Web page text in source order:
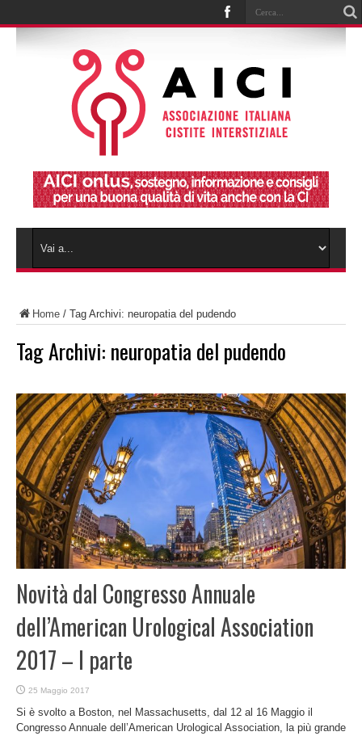
Home / Tag Archivi: neuropatia del pudendo
Tag Archivi: neuropatia del pudendo
Novità dal Congresso Annuale
dell’American Urological Association
2017 – I parte
25 Maggio 2017
Si è svolto a Boston, nel Massachusetts, dal 12 al 16 Maggio il
Congresso Annuale dell’American Urological Association, la più grande